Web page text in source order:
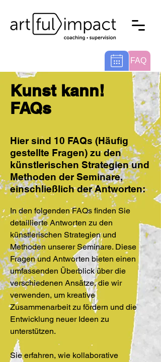
FAQ
Kunst kann!
FAQs
Hier sind 10 FAQs (Häufig
gestellte Fragen) zu den
künstlerischen Strategien und
Methoden der Seminare,
einschließlich der Antworten:
In den folgenden FAQs finden Sie
detaillierte Antworten zu den
künstlerischen Strategien und
Methoden unserer Seminare. Diese
Fragen und Antworten bieten einen
umfassenden Überblick über die
verschiedenen Ansätze, die wir
verwenden, um kreative
Zusammenarbeit zu fördern und die
Entwicklung neuer Ideen zu
unterstützen.
Sie erfahren, wie kollaborative